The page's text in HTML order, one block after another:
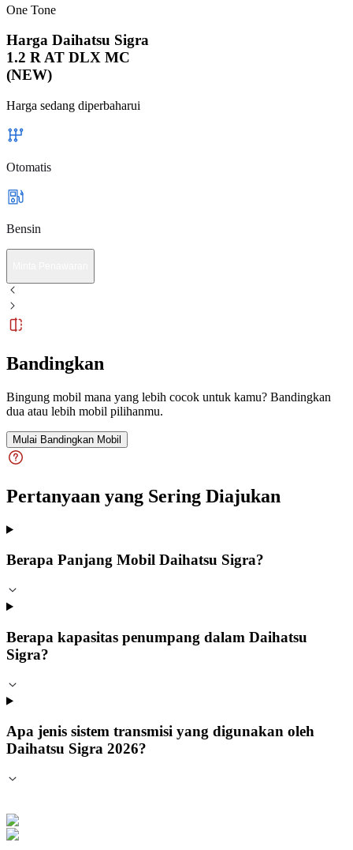
One Tone
Harga Daihatsu Sigra
1.2 R AT DLX MC
(NEW)
Harga sedang diperbaharui
Otomatis
Bensin
Bandingkan
Bingung mobil mana yang lebih cocok untuk kamu? Bandingkan
dua atau lebih mobil pilihanmu.
Mulai Bandingkan Mobil
Pertanyaan yang Sering Diajukan
Berapa Panjang Mobil Daihatsu Sigra?
Berapa kapasitas penumpang dalam Daihatsu
Sigra?
Apa jenis sistem transmisi yang digunakan oleh
Daihatsu Sigra 2026?